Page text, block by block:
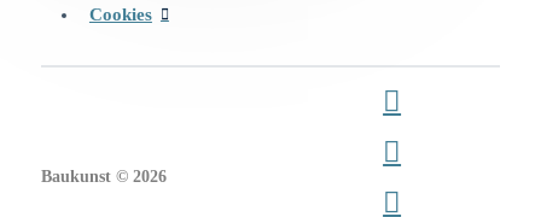
Cookies
Baukunst © 2026